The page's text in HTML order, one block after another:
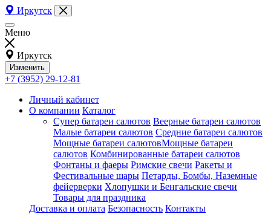
Иркутск
Меню
Иркутск
Изменить
+7 (3952) 29-12-81
Личный кабинет
О компании Каталог
Супер батареи салютов Веерные батареи салютов
Малые батареи салютов Средние батареи салютов
Мощные батареи салютовМощные батареи
салютов Комбинированные батареи салютов
Фонтаны и фаеры Римские свечи Ракеты и
Фестивальные шары Петарды, Бомбы, Наземные
фейерверки Хлопушки и Бенгальские свечи
Товары для праздника
Доставка и оплата Безопасность Контакты